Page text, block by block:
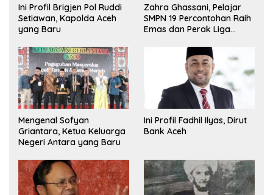
Ini Profil Brigjen Pol Ruddi
Setiawan, Kapolda Aceh
yang Baru
Zahra Ghassani, Pelajar
SMPN 19 Percontohan Raih
Emas dan Perak Liga
Mengenal Sofyan
Griantara, Ketua Keluarga
Negeri Antara yang Baru
Ini Profil Fadhil Ilyas, Dirut
Bank Aceh